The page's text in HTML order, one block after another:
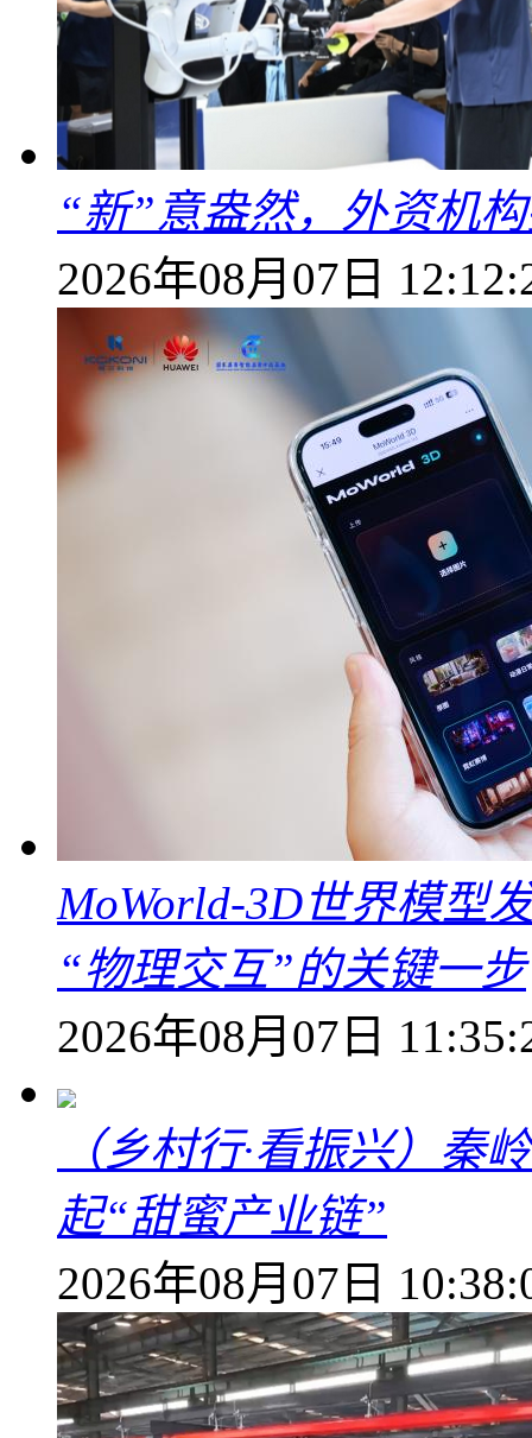
“新”意盎然，外资机
2026年08月07日
MoWorld-3D世界模型
“物理交互”的关键一步
2026年08月07日
（乡村行·看振兴）秦
起“甜蜜产业链”
2026年08月07日